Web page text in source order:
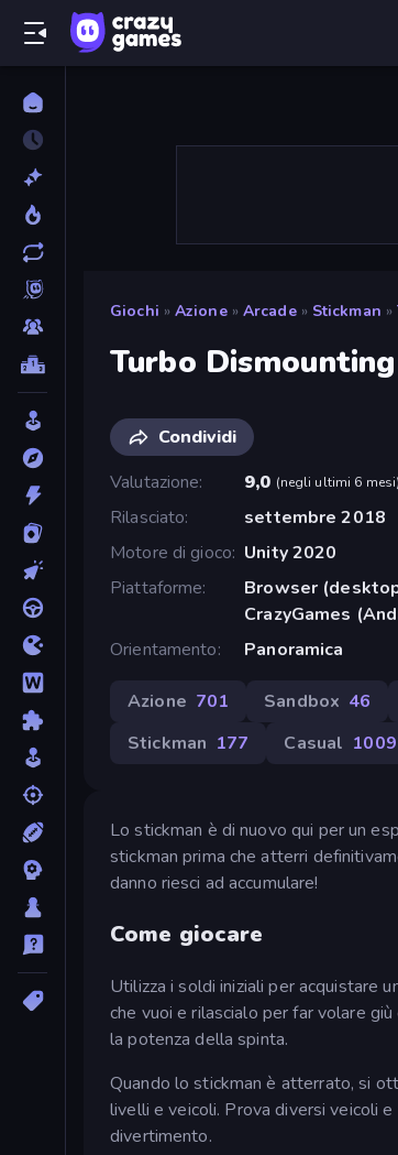
Giochi » Azione » Arcade » Stickman »
Turbo Dismounting
Condividi
Valutazione
9,0 (negli ultimi 6 mesi)
Rilasciato
settembre 2018
Motore di gioco Unity 2020
Piattaforme
Browser
CrazyGames
Orientamento
Panoramica
Azione 701 Sandbox 46
Stickman 177 Casual 1009
Lo stickman è di nuovo qui per un
stickman prima che atterri
danno riesci ad accumulare!
Come giocare
Utilizza i soldi iniziali per acquistare
che vuoi e rilascialo per far volare
la potenza della spinta.
Quando lo stickman è atterrato, si
livelli e veicoli. Prova diversi veicoli
divertimento.